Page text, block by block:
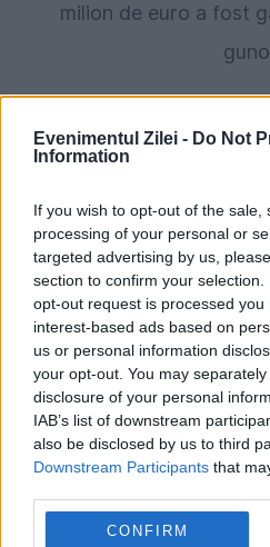
Evenimentul Zilei - Do Not
Information
If you wish to opt-out of the
processing of your personal or
targeted advertising by us,
section to confirm your
opt-out request is processed you
interest-based ads based on
us or personal information
your opt-out. You may
disclosure of your personal
IAB’s list of downstream
also be disclosed by us to third
Downstream Participants that
CONFIRM
milion de euro a fost
Avertisment dur lansat
Renunțarea la leu fără
va duce la